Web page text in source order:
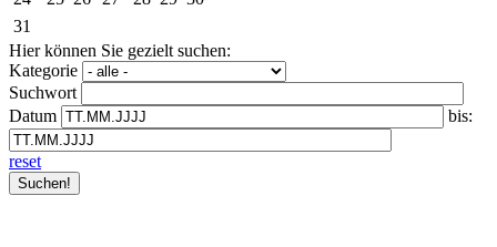
31
Hier können Sie gezielt suchen:
Kategorie
Suchwort
Datum
bis:
reset